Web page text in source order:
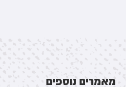
מאמרים נוספים